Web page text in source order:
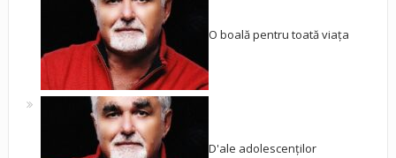
O boală pentru toată viața
D'ale adolescenților